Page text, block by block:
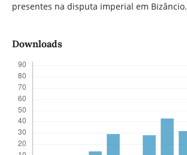
presentes na disputa imperial em Bizâncio.
Downloads